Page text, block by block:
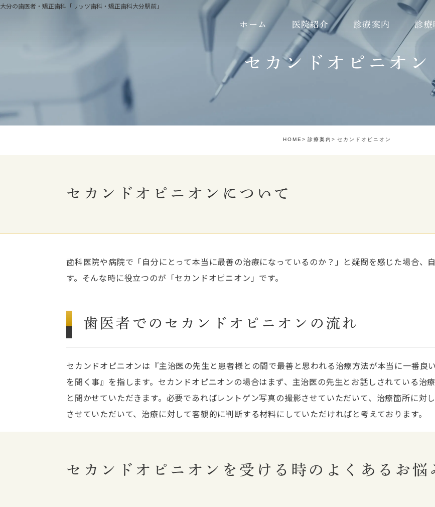
大分の歯医者・矯正歯科「リッツ歯科・矯正歯科大分駅前」
ホーム 医院紹介
医院理念
当院のこだわり
診療案内
虫歯治療
精密治療
すきっ歯治療
ホワイトスポット治療
歯周外科治療
セカンドオピニオン
診療
ダイレクトボンディング
セカンドオピニオン
HOME 診療案内 セカンドオピニオン
セカンドオピニオンについて
歯科医院や病院で「自分にとって本当に最善の治療になっているのか？」と疑問を感じた場合、
す。そんな時に役立つのが「セカンドオピニオン」です。
歯医者でのセカンドオピニオンの流れ
セカンドオピニオンは『主治医の先生と患者様との間で最善と思われる治療方法が本当に一番良
を聞く事』を指します。セカンドオピニオンの場合はまず、主治医の先生とお話しされている治
と聞かせていただきます。必要であればレントゲン写真の撮影させていただいて、治療箇所に対
させていただいて、治療に対して客観的に判断する材料にしていただければと考えております。
セカンドオピニオンを受ける時のよくあるお悩